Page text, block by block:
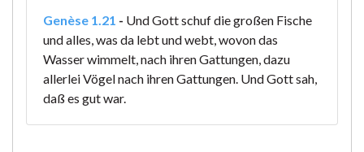
Genèse 1.21 - Und Gott schuf die großen Fische
und alles, was da lebt und webt, wovon das
Wasser wimmelt, nach ihren Gattungen, dazu
allerlei Vögel nach ihren Gattungen. Und Gott sah,
daß es gut war.